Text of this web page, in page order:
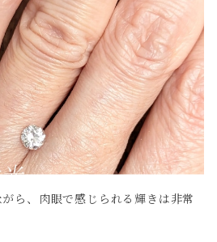
ら、肉眼で感じられる輝きは非常